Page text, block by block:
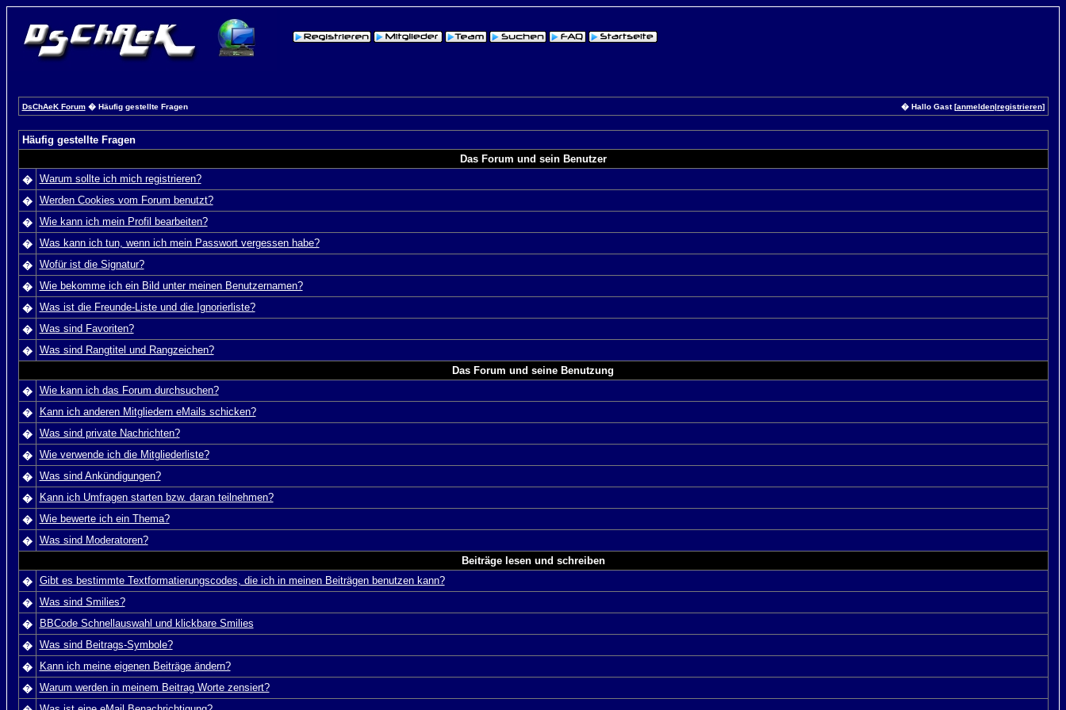
DsChAeK Forum� Häufig gestellte Fragen � Hallo Gast [anmelden|registrieren]
Häufig gestellte Fragen
Das Forum und sein Benutzer
�
Warum sollte ich mich registrieren?
�
Werden Cookies vom Forum benutzt?
�
Wie kann ich mein Profil bearbeiten?
�
Was kann ich tun, wenn ich mein Passwort vergessen habe?
�
Wofür ist die Signatur?
�
Wie bekomme ich ein Bild unter meinen Benutzernamen?
�
Was ist die Freunde-Liste und die Ignorierliste?
�
Was sind Favoriten?
�
Was sind Rangtitel und Rangzeichen?
Das Forum und seine Benutzung
�
Wie kann ich das Forum durchsuchen?
�
Kann ich anderen Mitgliedern eMails schicken?
�
Was sind private Nachrichten?
�
Wie verwende ich die Mitgliederliste?
�
Was sind Ankündigungen?
�
Kann ich Umfragen starten bzw. daran teilnehmen?
�
Wie bewerte ich ein Thema?
�
Was sind Moderatoren?
Beiträge lesen und schreiben
�
Gibt es bestimmte Textformatierungscodes, die ich in meinen Beiträgen benutzen kann?
�
Was sind Smilies?
�
BBCode Schnellauswahl und klickbare Smilies
�
Was sind Beitrags-Symbole?
�
Kann ich meine eigenen Beiträge ändern?
�
Warum werden in meinem Beitrag Worte zensiert?